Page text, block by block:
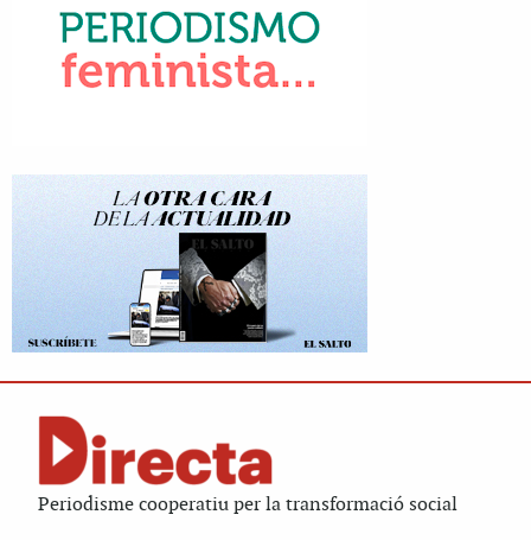
Periodisme cooperatiu per la transformació social